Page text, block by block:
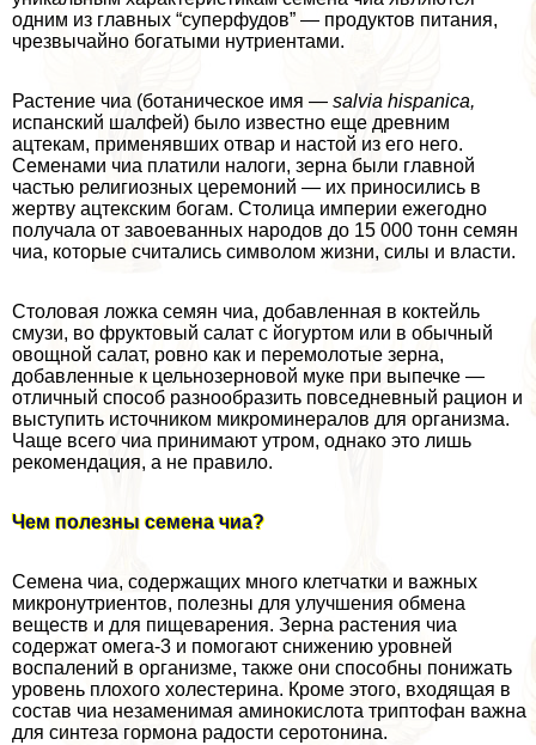
одним из главных “суперфудов” — продуктов питания,
чрезвычайно богатыми нутриентами.
Растение чиа (ботаническое имя — salvia hispanica,
испанский шалфей) было известно еще древним
ацтекам, применявших отвар и настой из его него.
Семенами чиа платили налоги, зерна были главной
частью религиозных церемоний — их приносились в
жертву ацтекским богам. Столица империи ежегодно
получала от завоеванных народов до 15 000 тонн семян
чиа, которые считались символом жизни, силы и власти.
Столовая ложка семян чиа, добавленная в коктейль
смузи, во фруктовый салат с йогуртом или в обычный
овощной салат, ровно как и перемолотые зерна,
добавленные к цельнозерновой муке при выпечке —
отличный способ разнообразить повседневный рацион и
выступить источником микроминералов для организма.
Чаще всего чиа принимают утром, однако это лишь
рекомендация, а не правило.
Чем полезны семена чиа?
Семена чиа, содержащих много клетчатки и важных
микронутриентов, полезны для улучшения обмена
веществ и для пищеварения. Зерна растения чиа
содержат омега-3 и помогают снижению уровней
воспалений в организме, также они способны понижать
уровень плохого холестерина. Кроме этого, входящая в
состав чиа незаменимая аминокислота триптофан важна
для синтеза гормона радости серотонина.